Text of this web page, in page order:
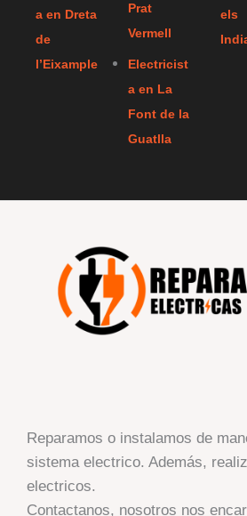
a en Dreta
de
l’Eixample
Prat
Vermell
Electricist
a en La
Font de la
Guatlla
els
Reparamos o instalamos de
sistema electrico. Además,
electricos.
Contactanos, nosotros nos